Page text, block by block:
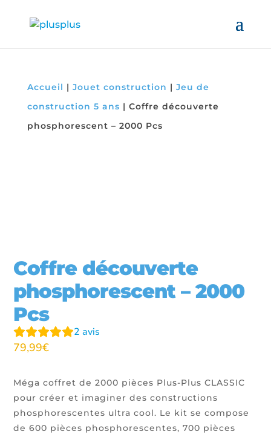
Accueil | Jouet construction | Jeu de
construction 5 ans | Coffre découverte
phosphorescent – 2000 Pcs
Coffre découverte
phosphorescent – 2000
Pcs
2 avis
79,99€
Méga coffret de 2000 pièces Plus-Plus CLASSIC
pour créer et imaginer des constructions
phosphorescentes ultra cool. Le kit se compose
de 600 pièces phosphorescentes, 700 pièces